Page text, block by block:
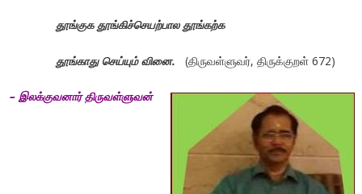
தூங்குக தூங்கிச்செயற்பால தூங்கற்க
தூங்காது செய்யும் வினை. (திருவள்ளுவர், திருக்குறள் 672)
– இலக்குவனார் திருவள்ளுவன்